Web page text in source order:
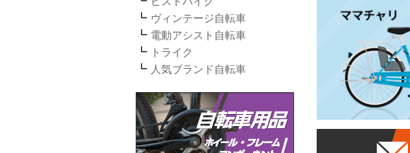
ヴィンテージ自転車
電動アシスト自転車
トライク
人気ブランド自転車